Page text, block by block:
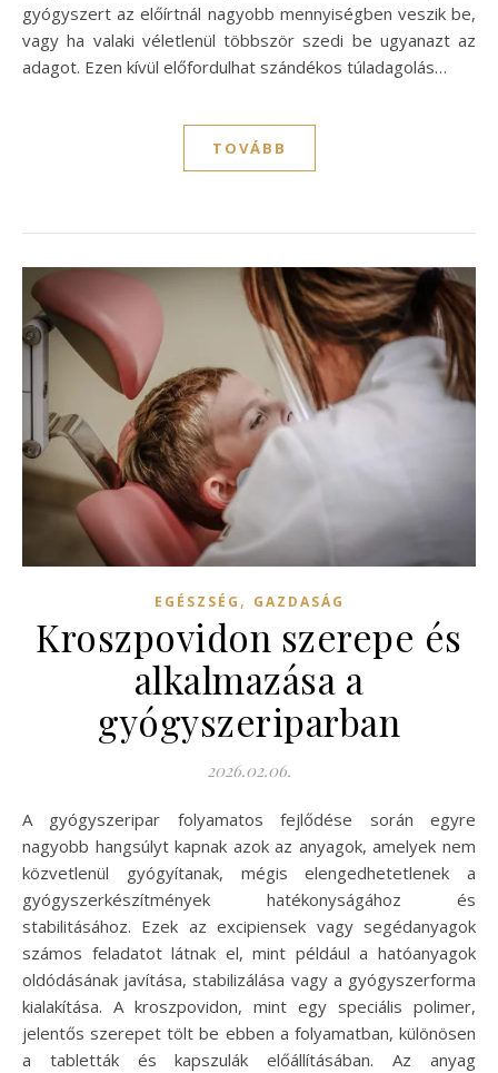
gyógyszert az előírtnál nagyobb mennyiségben veszik be,
vagy ha valaki véletlenül többször szedi be ugyanazt az
adagot. Ezen kívül előfordulhat szándékos túladagolás…
TOVÁBB
EGÉSZSÉG , GAZDASÁG
Kroszpovidon szerepe és
alkalmazása a
gyógyszeriparban
2026.02.06.
A gyógyszeripar folyamatos fejlődése során egyre
nagyobb hangsúlyt kapnak azok az anyagok, amelyek nem
közvetlenül gyógyítanak, mégis elengedhetetlenek a
gyógyszerkészítmények hatékonyságához és
stabilitásához. Ezek az excipiensek vagy segédanyagok
számos feladatot látnak el, mint például a hatóanyagok
oldódásának javítása, stabilizálása vagy a gyógyszerforma
kialakítása. A kroszpovidon, mint egy speciális polimer,
jelentős szerepet tölt be ebben a folyamatban, különösen
a tabletták és kapszulák előállításában. Az anyag